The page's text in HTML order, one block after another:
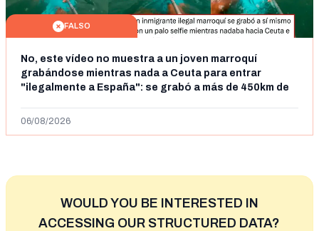
FALSO
No, este vídeo no muestra a un joven marroquí
grabándose mientras nada a Ceuta para entrar
"ilegalmente a España": se grabó a más de 450km de
06/08/2026
WOULD YOU BE INTERESTED IN
ACCESSING OUR STRUCTURED DATA?